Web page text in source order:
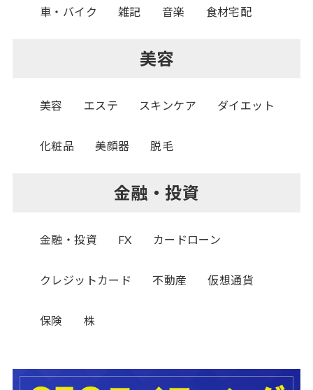
車・バイク 雑記 音楽 食材宅配
美容
美容 エステ スキンケア ダイエット
化粧品 美顔器 脱毛
金融・投資
金融・投資 FX カードローン
クレジットカード 不動産 仮想通貨
保険 株